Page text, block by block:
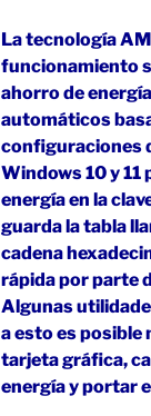
La tecnología
funcionamiento
ahorro de
automáticos
configuraciones
Windows 10 y 11
energía en la
guarda la tabla
cadena
rápida por parte
Algunas
a esto es
tarjeta gráfica,
energía y portar